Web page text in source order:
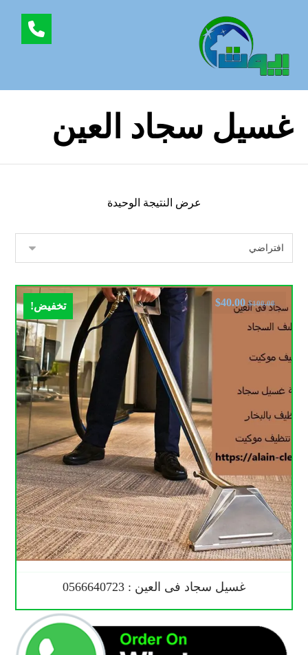
غسيل سجاد العين
عرض النتيجة الوحيدة
تخفيض!
غسيل سجاد فى العين : 0566640723
$100.00
$40.00